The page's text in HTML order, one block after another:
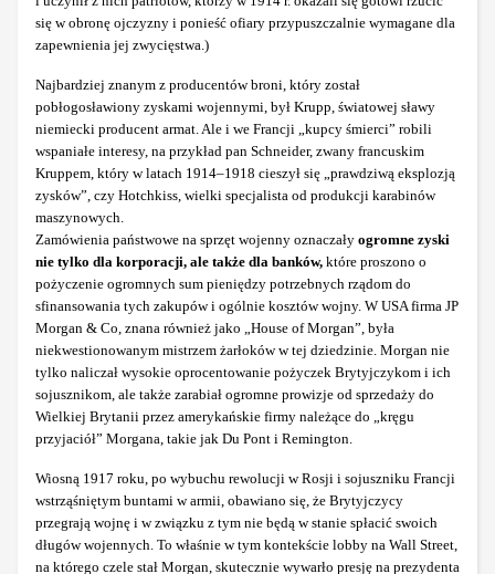
się w obronę ojczyzny i ponieść ofiary przypuszczalnie wymagane dla
zapewnienia jej zwycięstwa.)
Najbardziej znanym z producentów broni, który został
pobłogosławiony zyskami wojennymi, był Krupp, światowej sławy
niemiecki producent armat. Ale i we Francji „kupcy śmierci” robili
wspaniałe interesy, na przykład pan Schneider, zwany francuskim
Kruppem, który w latach 1914–1918 cieszył się „prawdziwą eksplozją
zysków”, czy Hotchkiss, wielki specjalista od produkcji karabinów
maszynowych.
Zamówienia państwowe na sprzęt wojenny oznaczały ogromne zyski
nie tylko dla korporacji, ale także dla banków, które proszono o
pożyczenie ogromnych sum pieniędzy potrzebnych rządom do
sfinansowania tych zakupów i ogólnie kosztów wojny. W USA firma JP
Morgan & Co, znana również jako „House of Morgan”, była
niekwestionowanym mistrzem żarłoków w tej dziedzinie. Morgan nie
tylko naliczał wysokie oprocentowanie pożyczek Brytyjczykom i ich
sojusznikom, ale także zarabiał ogromne prowizje od sprzedaży do
Wielkiej Brytanii przez amerykańskie firmy należące do „kręgu
przyjaciół” Morgana, takie jak Du Pont i Remington.
Wiosną 1917 roku, po wybuchu rewolucji w Rosji i sojuszniku Francji
wstrząśniętym buntami w armii, obawiano się, że Brytyjczycy
przegrają wojnę i w związku z tym nie będą w stanie spłacić swoich
długów wojennych. To właśnie w tym kontekście lobby na Wall Street,
na którego czele stał Morgan, skutecznie wywarło presję na prezydenta